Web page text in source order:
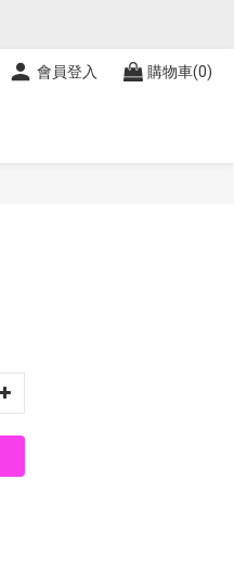
會員登入 購物車(0)